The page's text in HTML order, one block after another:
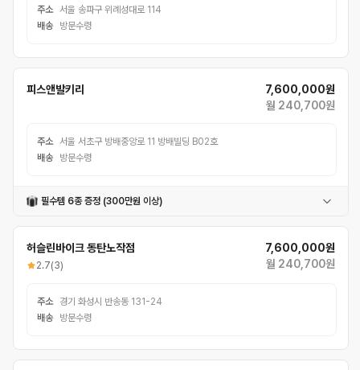
주소 서울 송파구 위례성대로 114
배송
방문수령
피스앤발키리
7,600,000원
월 240,700원
주소 서울 서초구 방배중앙로 11 방배빌딩 B02호
배송
방문수령
필수템 6종 증정 (300만원 이상)
허슬린바이크 동탄노작점
2.7(3)
7,600,000원
월 240,700원
주소
경기 화성시 반송동 131-24
배송
방문수령